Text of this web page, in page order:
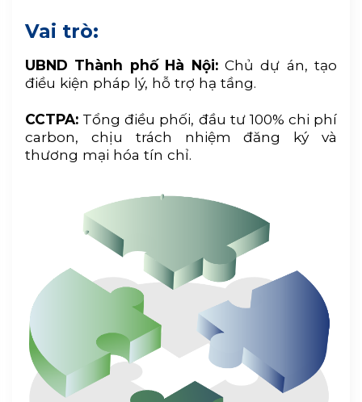
Vai trò:
UBND Thành phố Hà Nội:Chủ dự án, tạo
điều kiện pháp lý, hỗ trợ hạ tầng.
CCTPA:Tổng điều phối, đầu tư 100% chi phí
carbon, chịu trách nhiệm đăng ký và
thương mại hóa tín chỉ.